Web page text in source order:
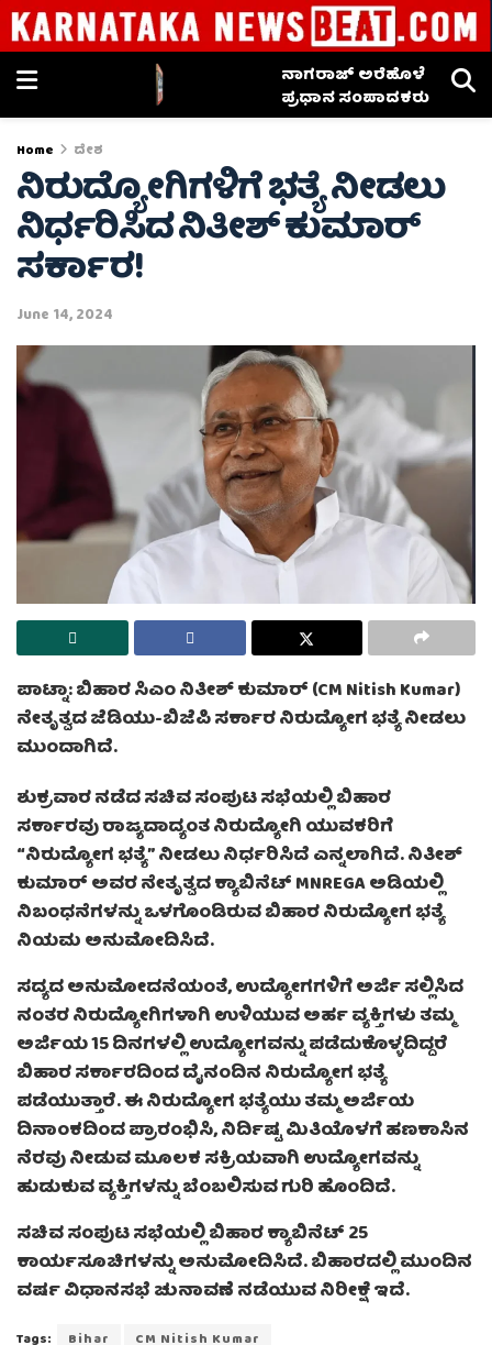
ನಾಗರಾಜ್ ಅರೆಹೊಳೆ
ಪ್ರಧಾನ ಸಂಪಾದಕರು
Home ದೇಶ
ನಿರುದ್ಯೋಗಿಗಳಿಗೆ ಭತ್ಯೆ ನೀಡಲು
ನಿರ್ಧರಿಸಿದ ನಿತೀಶ್ ಕುಮಾರ್
ಸರ್ಕಾರ!
June 14, 2024
ಪಾಟ್ನಾ: ಬಿಹಾರ ಸಿಎಂ ನಿತೀಶ್ ಕುಮಾರ್ (CM Nitish Kumar)
ನೇತೃತ್ವದ ಜೆಡಿಯು-ಬಿಜೆಪಿ ಸರ್ಕಾರ ನಿರುದ್ಯೋಗ ಭತ್ಯೆ ನೀಡಲು
ಮುಂದಾಗಿದೆ.
ಶುಕ್ರವಾರ ನಡೆದ ಸಚಿವ ಸಂಪುಟ ಸಭೆಯಲ್ಲಿ ಬಿಹಾರ
ಸರ್ಕಾರವು ರಾಜ್ಯದಾದ್ಯಂತ ನಿರುದ್ಯೋಗಿ ಯುವಕರಿಗೆ
“ನಿರುದ್ಯೋಗ ಭತ್ಯೆ” ನೀಡಲು ನಿರ್ಧರಿಸಿದೆ ಎನ್ನಲಾಗಿದೆ. ನಿತೀಶ್
ಕುಮಾರ್ ಅವರ ನೇತೃತ್ವದ ಕ್ಯಾಬಿನೆಟ್ MNREGA ಅಡಿಯಲ್ಲಿ
ನಿಬಂಧನೆಗಳನ್ನು ಒಳಗೊಂಡಿರುವ ಬಿಹಾರ ನಿರುದ್ಯೋಗ ಭತ್ಯೆ
ನಿಯಮ ಅನುಮೋದಿಸಿದೆ.
ಸದ್ಯದ ಅನುಮೋದನೆಯಂತೆ, ಉದ್ಯೋಗಗಳಿಗೆ ಅರ್ಜಿ ಸಲ್ಲಿಸಿದ
ನಂತರ ನಿರುದ್ಯೋಗಿಗಳಾಗಿ ಉಳಿಯುವ ಅರ್ಹ ವ್ಯಕ್ತಿಗಳು ತಮ್ಮ
ಅರ್ಜಿಯ 15 ದಿನಗಳಲ್ಲಿ ಉದ್ಯೋಗವನ್ನು ಪಡೆದುಕೊಳ್ಳದಿದ್ದರೆ
ಬಿಹಾರ ಸರ್ಕಾರದಿಂದ ದೈನಂದಿನ ನಿರುದ್ಯೋಗ ಭತ್ಯೆ
ಪಡೆಯುತ್ತಾರೆ. ಈ ನಿರುದ್ಯೋಗ ಭತ್ಯೆಯು ತಮ್ಮ ಅರ್ಜಿಯ
ದಿನಾಂಕದಿಂದ ಪ್ರಾರಂಭಿಸಿ, ನಿರ್ದಿಷ್ಟ ಮಿತಿಯೊಳಗೆ ಹಣಕಾಸಿನ
ನೆರವು ನೀಡುವ ಮೂಲಕ ಸಕ್ರಿಯವಾಗಿ ಉದ್ಯೋಗವನ್ನು
ಹುಡುಕುವ ವ್ಯಕ್ತಿಗಳನ್ನು ಬೆಂಬಲಿಸುವ ಗುರಿ ಹೊಂದಿದೆ.
ಸಚಿವ ಸಂಪುಟ ಸಭೆಯಲ್ಲಿ ಬಿಹಾರ ಕ್ಯಾಬಿನೆಟ್ 25
ಕಾರ್ಯಸೂಚಿಗಳನ್ನು ಅನುಮೋದಿಸಿದೆ. ಬಿಹಾರದಲ್ಲಿ ಮುಂದಿನ
ವರ್ಷ ವಿಧಾನಸಭೆ ಚುನಾವಣೆ ನಡೆಯುವ ನಿರೀಕ್ಷೆ ಇದೆ.
Tags: Bihar CM Nitish Kumar